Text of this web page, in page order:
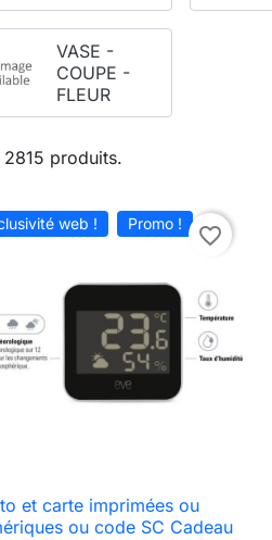
VASE -
COUPE -
FLEUR
2815 produits.
web ! Promo ! favorite_border
 Aperçu rapide
et carte imprimées ou
ou code SC Cadeau